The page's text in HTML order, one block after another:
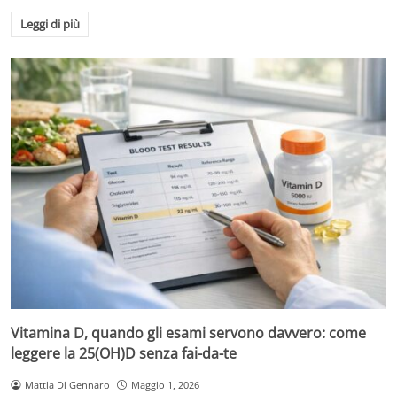
Leggi di più
Vitamina D, quando gli esami servono davvero: come
leggere la 25(OH)D senza fai-da-te
Mattia Di Gennaro Maggio 1, 2026